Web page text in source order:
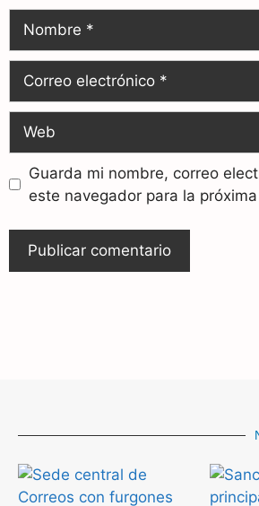
Guarda mi nombre, correo
este navegador para la